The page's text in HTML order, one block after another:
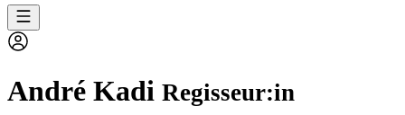
André Kadi Regisseur:in